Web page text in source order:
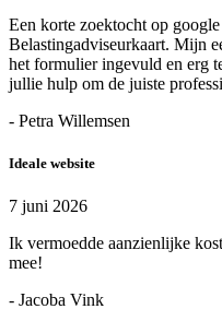
Een korte zoektocht op
Belastingadviseurkaart. Mijn
het formulier ingevuld en erg
jullie hulp om de juiste
- Petra Willemsen
Ideale website
7 juni 2026
Ik vermoedde aanzienlijke
mee!
- Jacoba Vink